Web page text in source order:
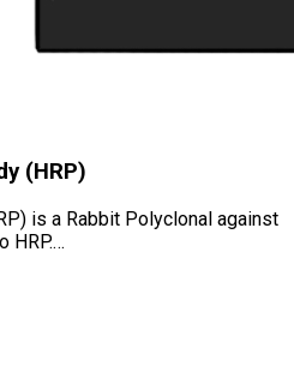
(HRP)
is a Rabbit Polyclonal against
HRP.…